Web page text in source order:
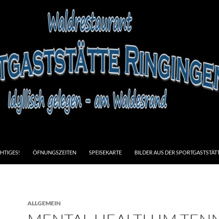
ÖFNUNGSZEITEN SPEISEKARTE BILDER AUS DER
ALLGEMEIN